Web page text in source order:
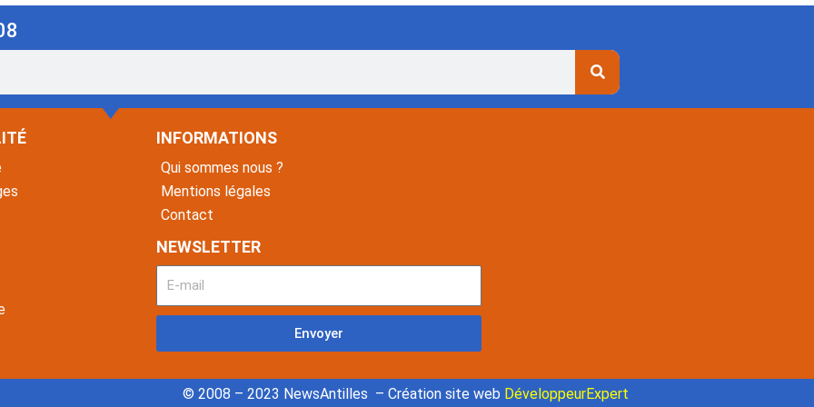
INFORMATIONS
Qui sommes nous ?
Mentions légales
Contact
NEWSLETTER
Envoyer
© 2008 – 2023 NewsAntilles – Création site web DéveloppeurExpert